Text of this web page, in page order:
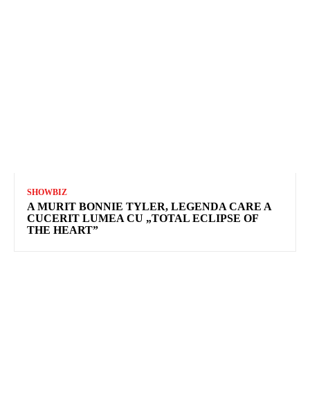
SHOWBIZ
A MURIT BONNIE TYLER, LEGENDA CARE A
CUCERIT LUMEA CU „TOTAL ECLIPSE OF
THE HEART”